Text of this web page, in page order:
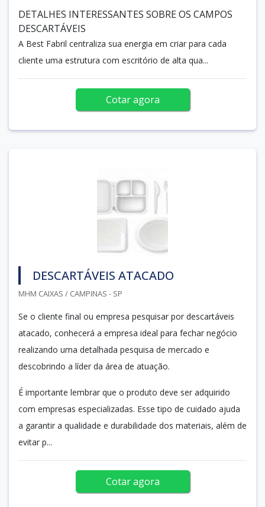
DETALHES INTERESSANTES SOBRE OS CAMPOS
DESCARTÁVEIS
A Best Fabril centraliza sua energia em criar para cada
cliente uma estrutura com escritório de alta qua...
Cotar agora
DESCARTÁVEIS ATACADO
MHM CAIXAS / CAMPINAS - SP
Se o cliente final ou empresa pesquisar por descartáveis
atacado, conhecerá a empresa ideal para fechar negócio
realizando uma detalhada pesquisa de mercado e
descobrindo a líder da área de atuação.
É importante lembrar que o produto deve ser adquirido
com empresas especializadas. Esse tipo de cuidado ajuda
a garantir a qualidade e durabilidade dos materiais, além de
evitar p...
Cotar agora